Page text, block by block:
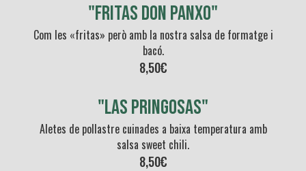
"FRITAS DON PANXO"
Com les «fritas» però amb la nostra salsa de formatge i
bacó.
8,50€
"Las Pringosas"
Aletes de pollastre cuinades a baixa temperatura amb
salsa sweet chili.
8,50€